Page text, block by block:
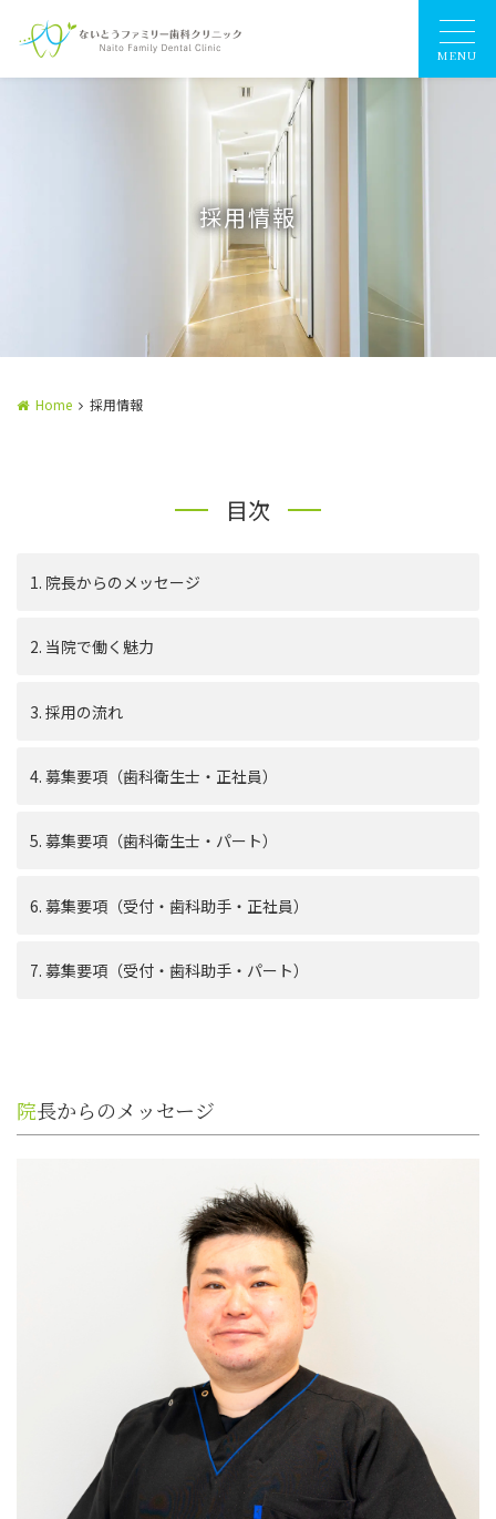
MENU
採用情報
Home 採用情報
目次
1. 院長からのメッセージ
2. 当院で働く魅力
3. 採用の流れ
4. 募集要項（歯科衛生士・正社員）
5. 募集要項（歯科衛生士・パート）
6. 募集要項（受付・歯科助手・正社員）
7. 募集要項（受付・歯科助手・パート）
院長からのメッセージ